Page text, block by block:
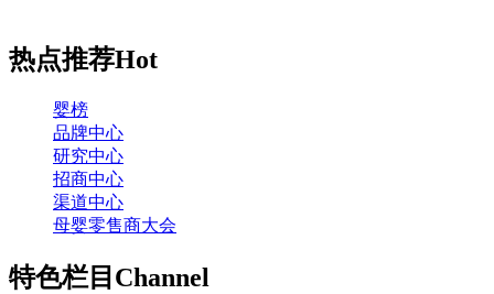
热点推荐Hot
婴榜
品牌中心
研究中心
招商中心
渠道中心
母婴零售商大会
特色栏目 Channel